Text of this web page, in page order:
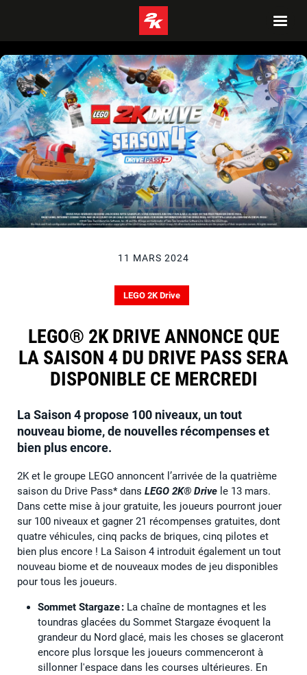
11 MARS 2024
LEGO 2K Drive
LEGO® 2K DRIVE ANNONCE QUE
LA SAISON 4 DU DRIVE PASS SERA
DISPONIBLE CE MERCREDI
La Saison 4 propose 100 niveaux, un tout
nouveau biome, de nouvelles récompenses et
bien plus encore.
2K et le groupe LEGO annoncent l’arrivée de la quatrième
saison du Drive Pass* dans LEGO 2K® Drive le 13 mars.
Dans cette mise à jour gratuite, les joueurs pourront jouer
sur 100 niveaux et gagner 21 récompenses gratuites, dont
quatre véhicules, cinq packs de briques, cinq pilotes et
bien plus encore ! La Saison 4 introduit également un tout
nouveau biome et de nouveaux modes de jeu disponibles
pour tous les joueurs.
Sommet Stargaze : La chaîne de montagnes et les
toundras glacées du Sommet Stargaze évoquent la
grandeur du Nord glacé, mais les choses se glaceront
encore plus lorsque les joueurs commenceront à
sillonner l'espace dans les courses ultérieures. En